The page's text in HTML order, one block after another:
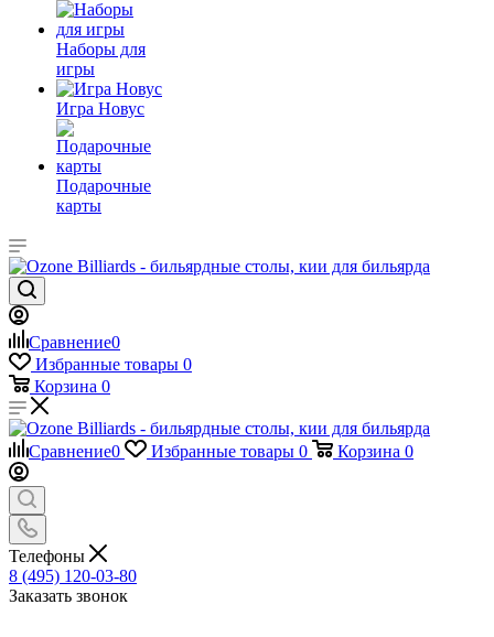
Наборы для
игры
Игра Новус
Подарочные
карты
Сравнение0
Избранные товары 0
Корзина 0
Сравнение0 Избранные товары 0 Корзина 0
Телефоны
8 (495) 120-03-80
Заказать звонок